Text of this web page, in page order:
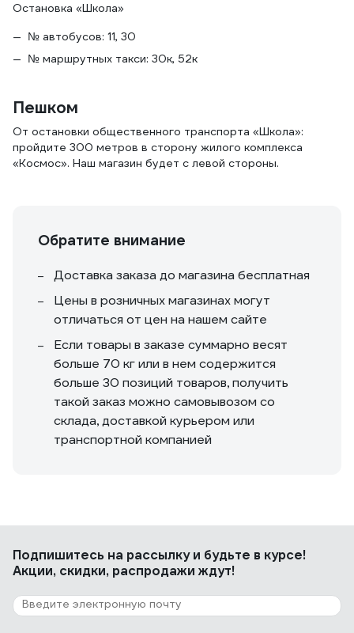
Остановка «Школа»
№ автобусов: 11, 30
№ маршрутных такси: 30к, 52к
Пешком
От остановки общественного транспорта «Школа»:
пройдите 300 метров в сторону жилого комплекса
«Космос». Наш магазин будет с левой стороны.
Обратите внимание
Доставка заказа до магазина бесплатная
Цены в розничных магазинах могут
отличаться от цен на нашем сайте
Если товары в заказе суммарно весят
больше 70 кг или в нем содержится
больше 30 позиций товаров, получить
такой заказ можно самовывозом со
склада, доставкой курьером или
транспортной компанией
Подпишитесь на рассылкуи будьте в курсе!
Акции, скидки, распродажи ждут!